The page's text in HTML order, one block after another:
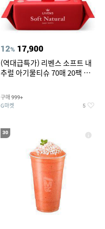
12% 17,900
(역대급특가) 리벤스 소프트 내
추럴 아기물티슈 70매 20팩 캡
구매 999+
G마켓 5
30